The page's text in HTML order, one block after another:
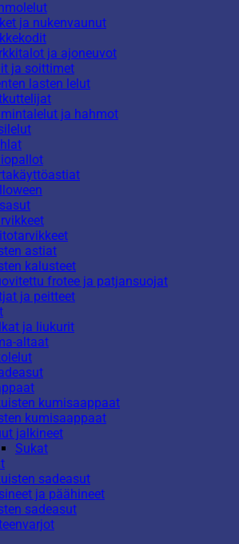
ja nukenvaunut
ja ajoneuvot
ja soittimet
lasten lelut
ja hahmot
astiat
kalusteet
frotee ja patjansuojat
ja peitteet
ja liukurit
altaat
kumisaappaat
kumisaappaat
jalkineet
Sukat
sadeasut
ja päähineet
sadeasut